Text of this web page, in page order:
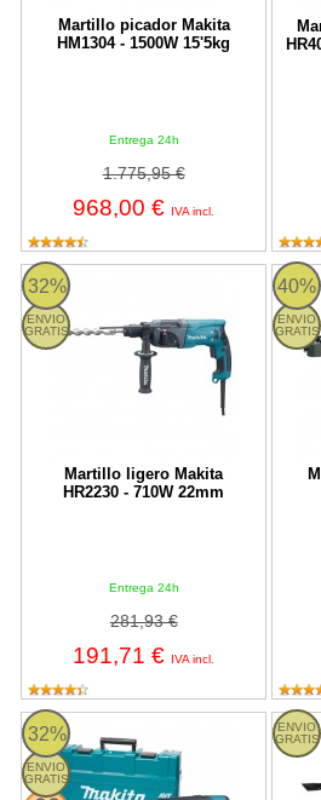
Martillo picador Makita
HM1304 - 1500W 15'5kg
Entrega 24h
1.775,95 €
968,00 € IVA incl.
32%
ENVIO
GRATIS
Martillo ligero Makita
HR2230 - 710W 22mm
Entrega 24h
281,93 €
191,71 € IVA incl.
Martillo ligero Makita HR2230 - 710W
40%
ENVIO
GRATIS
32%
ENVIO
GRATIS
HM1111C Makita
ENVIO
GRATIS